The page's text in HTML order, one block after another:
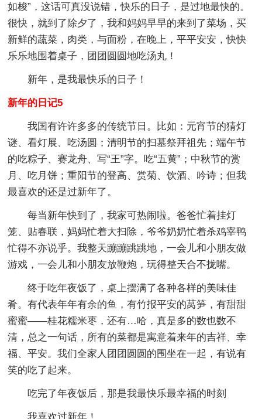
如梭”，这话可真没说错，快乐的日子，是过地最快的。
很快，就到了除夕了，我和妈妈早早的来到了菜场，买
新鲜的蔬菜，肉类，与面粉，在晚上，平平安安，快快
乐乐地围着桌子，团团圆圆地吃汤丸！
新年，是我最快乐的日子！
新年的日记5
我国有许许多多的传统节日。比如：元宵节的猜灯
谜、看灯展、吃汤圆；清明节的扫墓祭拜祖先；端午节
的吃粽子、赛龙舟、写“王”字。吃“五黄”；中秋节的赏
月、吃月饼；重阳节的登高、赏菊、饮酒、吟诗；但我
最喜欢的还是过新年了。
每当新年快到了，我家可热闹啦。爸爸忙着挂灯
笼、贴春联，妈妈忙着大扫除，爷爷奶奶忙着杀鸡宰鸭
忙得不亦说乎。我整天蹦蹦跳跳地，一会儿和小朋友做
游戏，一会儿和小朋友放鞭炮，玩得整天合不拢嘴。
终于吃年夜饭了，桌上摆满了各种各样的美味佳
肴。有代表年年有余的鱼，有竹报平安的莴笋，有甜甜
蜜蜜——桂花糯米枣，还有…哈，真是多的数也数不
清，总之一句话，所有的菜都是寓意着来年的吉祥、幸
福、平安。我们全家人团团圆圆的围坐在一起，有说有
笑的吃了起来。
吃完了年夜饭后，那是我最快乐最幸福的时刻